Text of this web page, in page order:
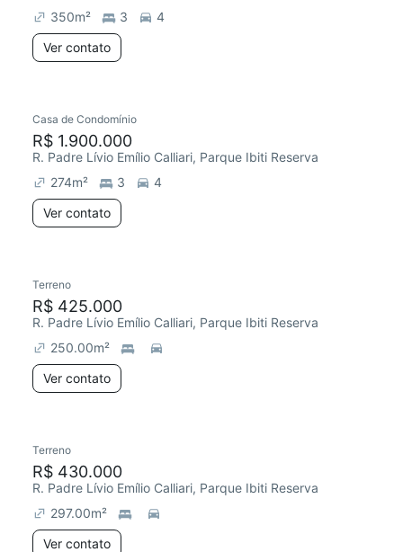
350m² 3
4
Ver contato
Casa de Condomínio
R$ 1.900.000
R. Padre Lívio Emílio Calliari, Parque Ibiti Reserva
274m² 3
4
Ver contato
Chegou este mês
Terreno
R$ 425.000
R. Padre Lívio Emílio Calliari, Parque Ibiti Reserva
250.00m²
Ver contato
Terreno
R$ 430.000
R. Padre Lívio Emílio Calliari, Parque Ibiti Reserva
297.00m²
Ver contato